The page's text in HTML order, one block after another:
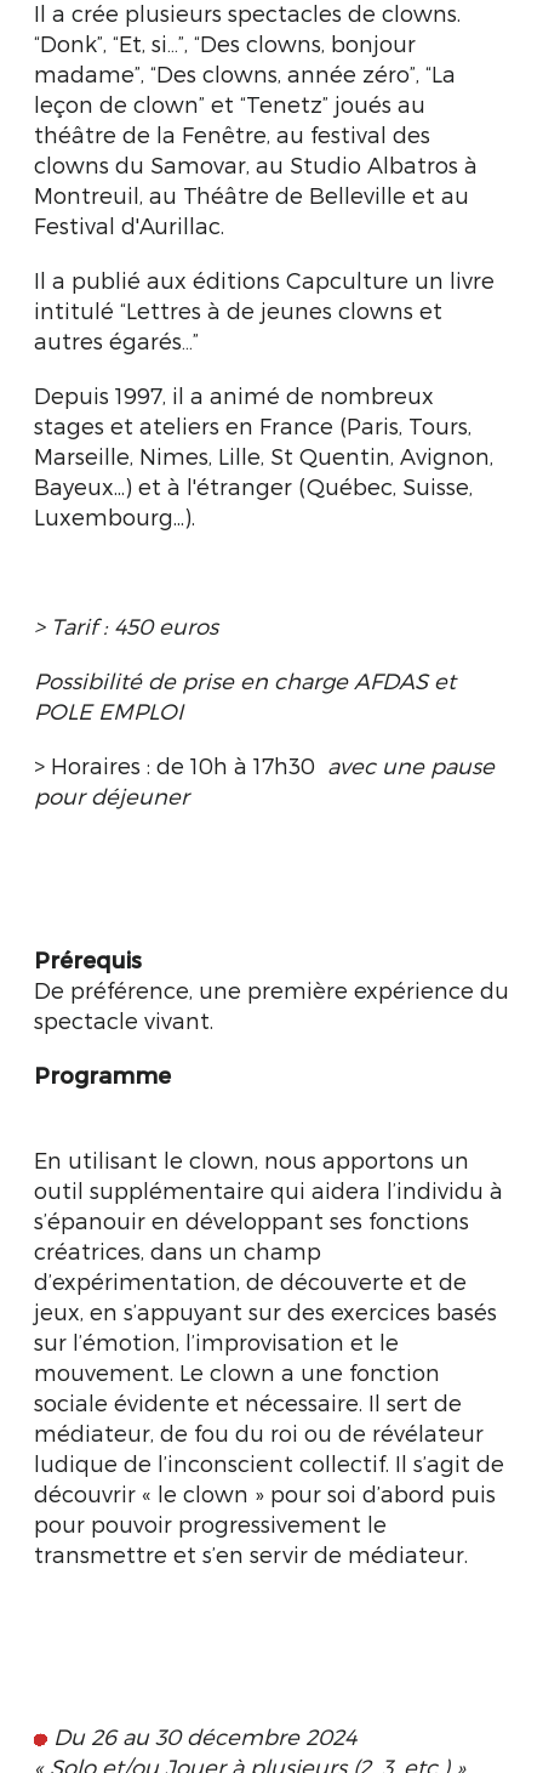
Il a crée plusieurs spectacles de clowns.
“Donk”, “Et, si…”, “Des clowns, bonjour
madame”, “Des clowns, année zéro”, “La
leçon de clown” et “Tenetz” joués au
théâtre de la Fenêtre, au festival des
clowns du Samovar, au Studio Albatros à
Montreuil, au Théâtre de Belleville et au
Festival d'Aurillac.
Il a publié aux éditions Capculture un livre
intitulé “Lettres à de jeunes clowns et
autres égarés…”
Depuis 1997, il a animé de nombreux
stages et ateliers en France (Paris, Tours,
Marseille, Nimes, Lille, St Quentin, Avignon,
Bayeux...) et à l'étranger (Québec, Suisse,
Luxembourg...).
> Tarif : 450 euros
Possibilité de prise en charge AFDAS et
POLE EMPLOI
> Horaires : de 10h à 17h30 avec une pause
pour déjeuner
Prérequis
De préférence, une première expérience du
spectacle vivant.
Programme
En utilisant le clown, nous apportons un
outil supplémentaire qui aidera l’individu à
s’épanouir en développant ses fonctions
créatrices, dans un champ
d’expérimentation, de découverte et de
jeux, en s’appuyant sur des exercices basés
sur l’émotion, l’improvisation et le
mouvement. Le clown a une fonction
sociale évidente et nécessaire. Il sert de
médiateur, de fou du roi ou de révélateur
ludique de l’inconscient collectif. Il s’agit de
découvrir « le clown » pour soi d’abord puis
pour pouvoir progressivement le
transmettre et s’en servir de médiateur.
Du 26 au 30 décembre 2024
« Solo et/ou Jouer à plusieurs (2, 3, etc.) »